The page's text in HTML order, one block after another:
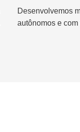
Desenvolvemos
autônomos e